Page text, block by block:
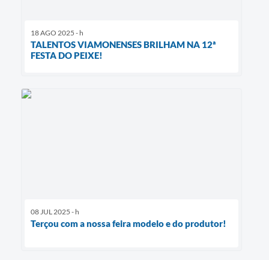
18 AGO 2025 - h
TALENTOS VIAMONENSES BRILHAM NA 12ª
FESTA DO PEIXE!
08 JUL 2025 - h
Terçou com a nossa feira modelo e do produtor!